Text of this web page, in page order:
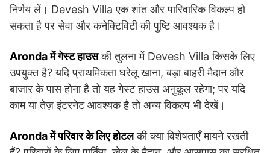
निर्णय लें। Devesh Villa एक शांत और पारिवारिक विकल्प हो
सकता है पर सेवा और कनेक्टिविटी की पुष्टि आवश्यक है।
Aronda में गेस्ट हाउसकी तुलना में Devesh Villa किसके लिए
उपयुक्त है? यदि प्राथमिकता घरेलू खाना, बड़ा बाहरी मैदान और
बाजार के पास होना है तो यह गेस्ट हाउस अनुकूल रहेगा; पर यदि
काम या तेज़ इंटरनेट आवश्यक है तो अन्य विकल्प भी देखें।
Aronda में परिवार के लिए होटलकी क्या विशेषताएँ मायने रखती